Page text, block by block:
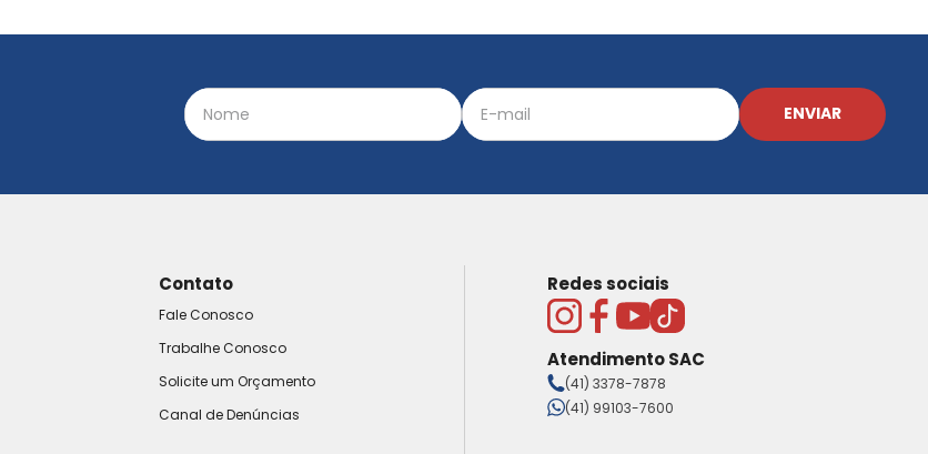
ENVIAR
Contato
Fale Conosco
Trabalhe Conosco
Solicite um Orçamento
Canal de Denúncias
Redes sociais
Atendimento SAC
(41) 3378-7878
(41) 99103-7600